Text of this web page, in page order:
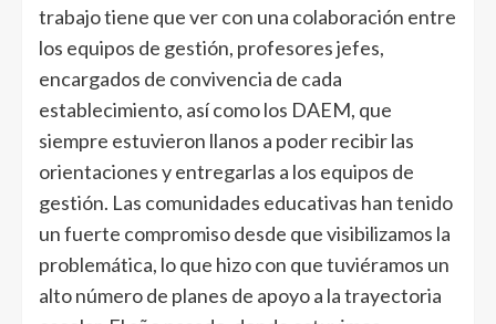
trabajo tiene que ver con una colaboración entre
los equipos de gestión, profesores jefes,
encargados de convivencia de cada
establecimiento, así como los DAEM, que
siempre estuvieron llanos a poder recibir las
orientaciones y entregarlas a los equipos de
gestión. Las comunidades educativas han tenido
un fuerte compromiso desde que visibilizamos la
problemática, lo que hizo con que tuviéramos un
alto número de planes de apoyo a la trayectoria